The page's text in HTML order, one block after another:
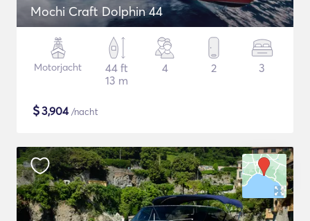
Mochi Craft Dolphin 44
Motorjacht
44 ft
13 m
4 2 3
$3,904/nacht